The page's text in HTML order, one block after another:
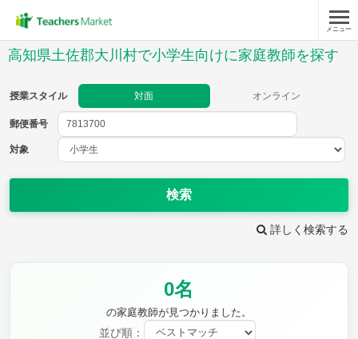
メニュー
高知県土佐郡大川村で小学生向けに家庭教師を探す
授業スタイル 対面 オンライン
郵便番号
対象
検索
詳しく検索する
0名
の家庭教師が見つかりました。
並び順：
郵便番号
教科
理科
保健・体育 図画工作 書写